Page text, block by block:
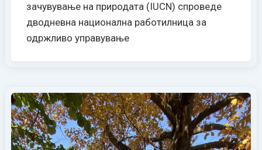
зачувување на природата (IUCN) спроведе
дводневна национална работилница за
одржливо управување